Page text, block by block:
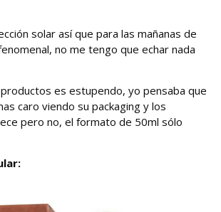
solar así que para las mañanas de
no me tengo que echar nada
es estupendo, yo pensaba que
caro viendo su packaging y los
pero no, el formato de 50ml sólo